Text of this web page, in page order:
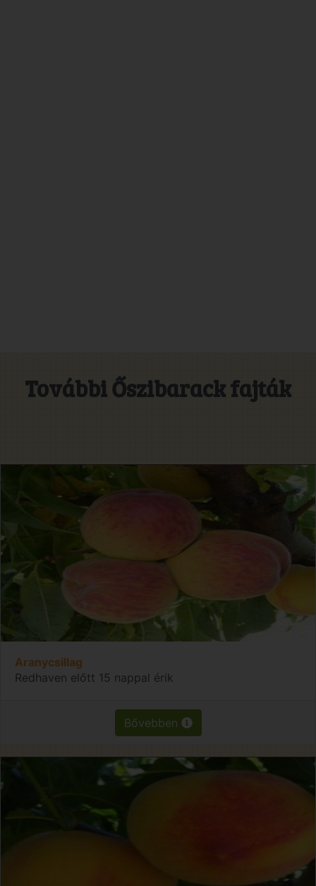
További Őszibarack fajták
Aranycsillag
Redhaven előtt 15 nappal érik
Bővebben